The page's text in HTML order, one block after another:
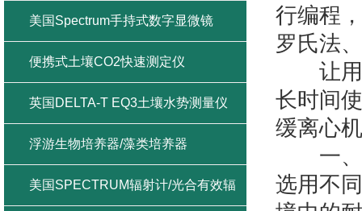
行编程
罗氏法
让用
长时间
缓离心
一、
选用不
美国Spectrum手持式数字显微镜
便携式土壤CO2快速测定仪
英国DELTA-T EQ3土壤水势测量仪
浮游生物培养器/藻类培养器
美国SPECTRUM辐射计/光合有效辐